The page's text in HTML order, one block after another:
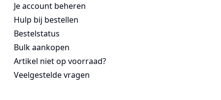
Je account beheren
Hulp bij bestellen
Bestelstatus
Bulk aankopen
Artikel niet op voorraad?
Veelgestelde vragen